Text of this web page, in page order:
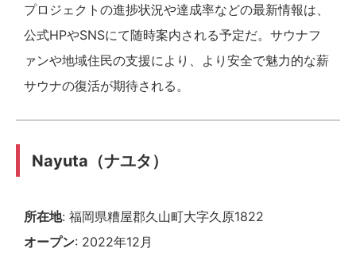
プロジェクトの進捗状況や達成率などの最新情報は、
公式HPやSNSにて随時案内される予定だ。サウナフ
ァンや地域住民の支援により、より安全で魅力的な薪
サウナの復活が期待される。
Nayuta（ナユタ）
所在地: 福岡県糟屋郡久山町大字久原1822
オープン: 2022年12月